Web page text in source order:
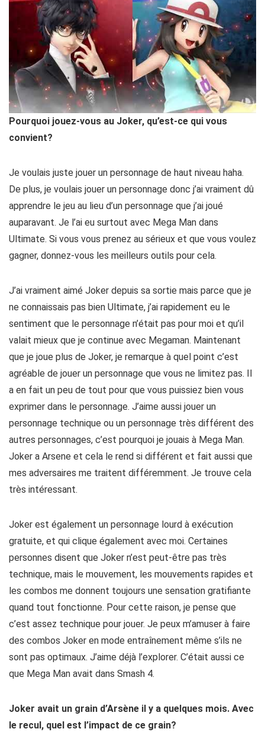
Pourquoi jouez-vous au Joker, qu’est-ce qui vous
convient?
Je voulais juste jouer un personnage de haut niveau haha.
De plus, je voulais jouer un personnage donc j’ai vraiment dû
apprendre le jeu au lieu d’un personnage que j’ai joué
auparavant. Je l’ai eu surtout avec Mega Man dans
Ultimate. Si vous vous prenez au sérieux et que vous voulez
gagner, donnez-vous les meilleurs outils pour cela.
J’ai vraiment aimé Joker depuis sa sortie mais parce que je
ne connaissais pas bien Ultimate, j’ai rapidement eu le
sentiment que le personnage n’était pas pour moi et qu’il
valait mieux que je continue avec Megaman. Maintenant
que je joue plus de Joker, je remarque à quel point c’est
agréable de jouer un personnage que vous ne limitez pas. Il
a en fait un peu de tout pour que vous puissiez bien vous
exprimer dans le personnage. J’aime aussi jouer un
personnage technique ou un personnage très différent des
autres personnages, c’est pourquoi je jouais à Mega Man.
Joker a Arsene et cela le rend si différent et fait aussi que
mes adversaires me traitent différemment. Je trouve cela
très intéressant.
Joker est également un personnage lourd à exécution
gratuite, et qui clique également avec moi. Certaines
personnes disent que Joker n’est peut-être pas très
technique, mais le mouvement, les mouvements rapides et
les combos me donnent toujours une sensation gratifiante
quand tout fonctionne. Pour cette raison, je pense que
c’est assez technique pour jouer. Je peux m’amuser à faire
des combos Joker en mode entraînement même s’ils ne
sont pas optimaux. J’aime déjà l’explorer. C’était aussi ce
que Mega Man avait dans Smash 4.
Joker avait un grain d’Arsène il y a quelques mois. Avec
le recul, quel est l’impact de ce grain?